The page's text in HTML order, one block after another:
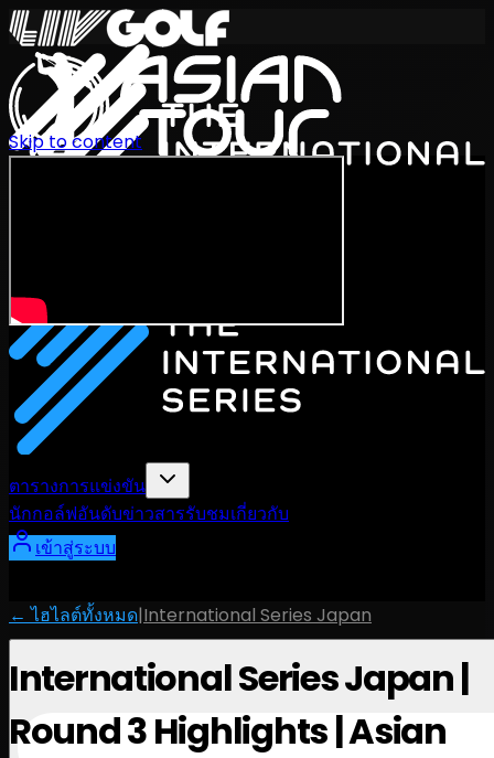
ตารางการแข่งขัน
นักกอล์ฟอันดับข่าวสารรับชมเกี่ยวกับ
เข้าสู่ระบบ
Skip to content
← ไฮไลต์ทั้งหมด|International Series Japan
International Series Japan |
Round 3 Highlights | Asian